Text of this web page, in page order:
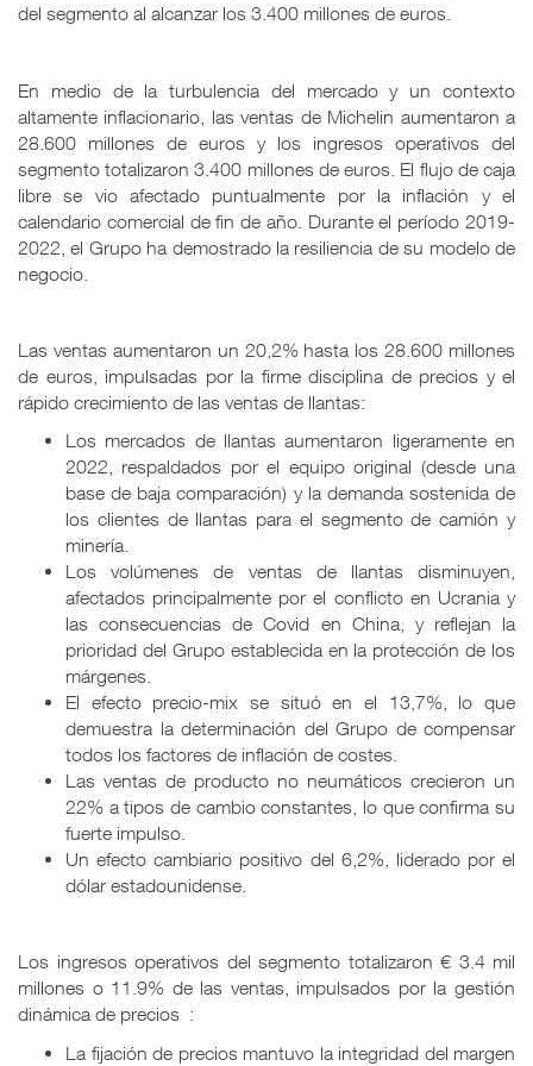
del segmento al alcanzar los 3.400 millones de euros.
En medio de la turbulencia del mercado y un contexto
altamente inflacionario, las ventas de Michelin aumentaron a
28.600 millones de euros y los ingresos operativos del
segmento totalizaron 3.400 millones de euros. El flujo de caja
libre se vio afectado puntualmente por la inflación y el
calendario comercial de fin de año. Durante el período 2019-
2022, el Grupo ha demostrado la resiliencia de su modelo de
negocio.
Las ventas aumentaron un 20,2% hasta los 28.600 millones
de euros, impulsadas por la firme disciplina de precios y el
rápido crecimiento de las ventas de llantas:
Los mercados de llantas aumentaron ligeramente en
2022, respaldados por el equipo original (desde una
base de baja comparación) y la demanda sostenida de
los clientes de llantas para el segmento de camión y
minería.
Los volúmenes de ventas de llantas disminuyen,
afectados principalmente por el conflicto en Ucrania y
las consecuencias de Covid en China, y reflejan la
prioridad del Grupo establecida en la protección de los
márgenes.
El efecto precio-mix se situó en el 13,7%, lo que
demuestra la determinación del Grupo de compensar
todos los factores de inflación de costes.
Las ventas de producto no neumáticos crecieron un
22% a tipos de cambio constantes, lo que confirma su
fuerte impulso.
Un efecto cambiario positivo del 6,2%, liderado por el
dólar estadounidense.
Los ingresos operativos del segmento totalizaron € 3.4 mil
millones o 11.9% de las ventas, impulsados por la gestión
dinámica de precios :
La fijación de precios mantuvo la integridad del margen